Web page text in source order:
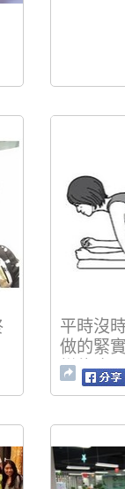
平時沒
做的緊
樣能瘦